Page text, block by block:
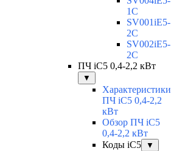
1C
SV001iE5-
2C
SV002iE5-
2C
ПЧ iC5 0,4-2,2 кВт
▼
Характеристики
ПЧ iC5 0,4-2,2
кВт
Обзор ПЧ iC5
0,4-2,2 кВт
Коды iC5
▼